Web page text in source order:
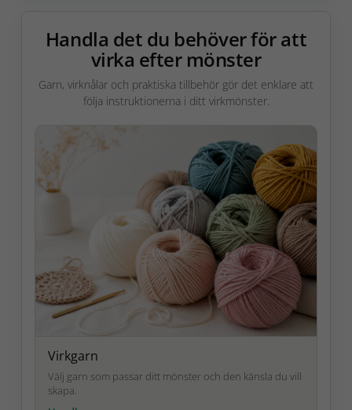
Handla det du behöver för att
virka efter mönster
Garn, virknålar och praktiska tillbehör gör det enklare att
följa instruktionerna i ditt virkmönster.
Virkgarn
Välj garn som passar ditt mönster och den känsla du vill
skapa.